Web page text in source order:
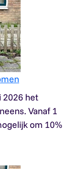
2026 het
Vanaf 1
om 10%